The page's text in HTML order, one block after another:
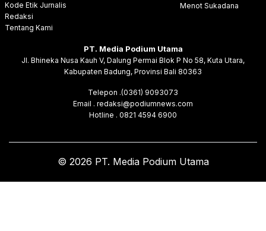
Kode Etik Jurnalis
Redaksi
Tentang Kami
Menot Sukadana
PT. Media Podium Utama
Jl. Bhineka Nusa Kauh V, Dalung Permai Blok P No 58, Kuta Utara,
Kabupaten Badung, Provinsi Bali 80363
Telepon .(0361) 9093073
Email . redaksi@podiumnews.com
Hotline . 0821 4594 6900
© 2026 PT. Media Podium Utama